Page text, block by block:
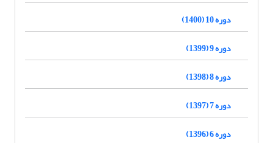
دوره 10 (1400)
دوره 9 (1399)
دوره 8 (1398)
دوره 7 (1397)
دوره 6 (1396)